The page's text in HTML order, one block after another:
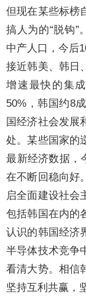
但现在某些标榜
搞人为的“脱钩”
中产人口，今后
接近韩美、韩日
增速最快的集
50%，韩国约8
国经济社会发展
处。某些国家的
最新经济数据，
在不断回稳向好
启全面建设社会
包括韩国在内的
认识的韩国经济
半导体技术竞争
看清大势。相信
坚持互利共赢，